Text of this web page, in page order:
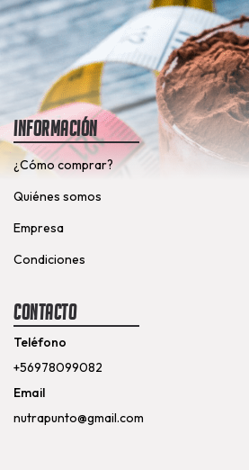
Información
¿Cómo comprar?
Quiénes somos
Empresa
Condiciones
Contacto
Teléfono
+56978099082
Email
nutrapunto@gmail.com